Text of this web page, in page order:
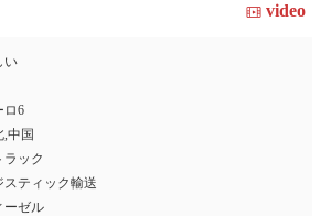
video
い
ロ6
,中国
ラック
スティック輸送
ーゼル